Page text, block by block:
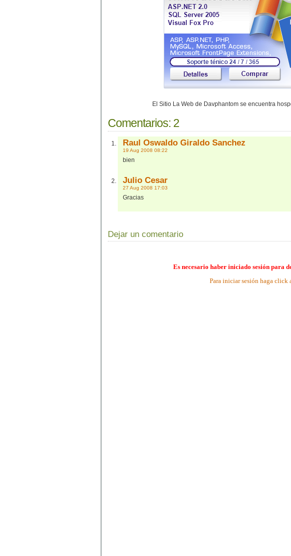
El Sitio La Web de Davphantom se encuentra
Comentarios:2
Raul Oswaldo Giraldo Sanchez
19 Aug 2008 08:22
bien
Julio Cesar
27 Aug 2008 17:03
Gracias
Dejar un comentario
Es necesario haber iniciado sesión para
Para iniciar sesión haga click